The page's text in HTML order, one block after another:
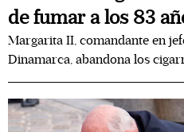
de fumar a los 83
Margarita II, comandante en
Dinamarca, abandona los